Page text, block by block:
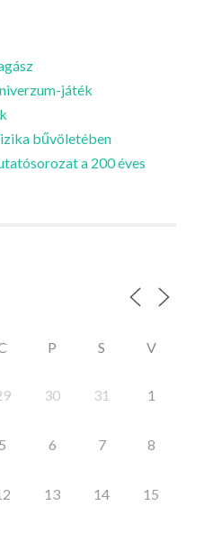
játék
bűvöletében
a 200 éves
P S V
30 31 1
5 6 7 8
13 14 15